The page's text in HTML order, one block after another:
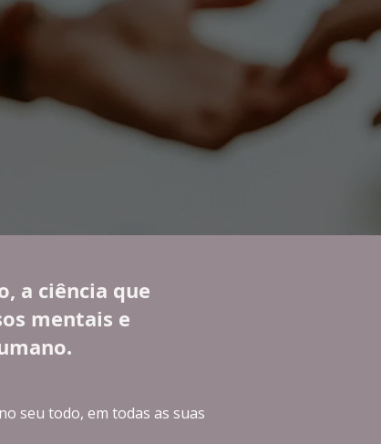
a ciência que
mentais e
seu todo, em todas as suas